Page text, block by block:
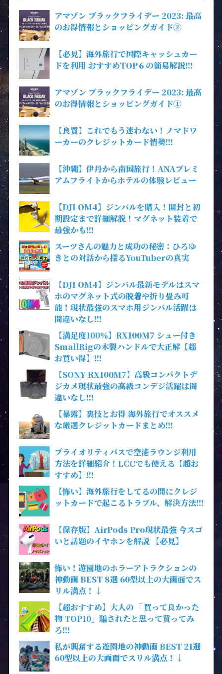
アマゾン ブラックフライデー 2023: 最高
のお得情報とショッピングガイド②
【必見】海外旅行で国際キャッシュカー
ドを利用 おすすめTOP６の簡易解説!!!
アマゾン ブラックフライデー 2023: 最高
のお得情報とショッピングガイド①
【良質】これでもう迷わない！ノマドワ
ーカーのクレジットカード情勢!!!
【沖縄】伊丹から南国旅行！ANAプレミ
アムフライトからホテルの体験レビュー
【DJI OM4】ジンバルを購入！開封と初
期設定まで詳細解説！マグネット装着で
最強かも!!!
スーツさんの魅力と成功の秘密：ひろゆ
きとの対話から探るYouTuberの真実
【DJI OM4】ジンバル最新モデルはスマ
ホのマグネット式の脱着や折り畳み可
能！現状最強のスマホ用ジンバル活躍は
間違いなし!!!
【満足度100％】RX100M7 シュー付き
SmallRigの木製ハンドルで大正解【超
お買い得】!!!
【SONY RX100M7】高級コンパクトデ
ジカメ現状最強の高級コンデジ活躍は間
違いなし!!!
【暴露】裏技とお得 海外旅行でオススメ
な厳選クレジットカードまとめ!!!
プライオリティパスで空港ラウンジ利用
方法を詳細紹介！LCCでも使える【超お
すすめ】!!!
【怖い】海外旅行をしてるの間にクレジ
ットカードで起こるトラブル、解決方法!!!
【保存版】AirPods Pro現状最強 今スゴ
いと話題のイヤホンを解説 【必見】
怖い！遊園地のホラーアトラクションの
神動画 BEST 8選 60型以上の大画面でス
リル満点！↓
【超おすすめ】大人の「 買って良かった
物 TOP10」騙されたと思って買ってみ
ろ!!!
私が興奮する遊園地の神動画 BEST 21選
60型以上の大画面でスリル満点！↓